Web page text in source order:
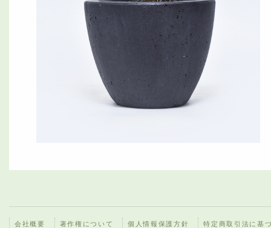
会社概要 著作権について 個人情報保護方針 特定商取引法に基